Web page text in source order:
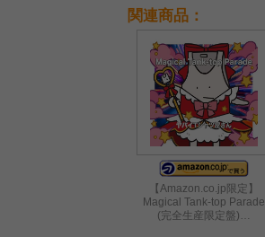
関連商品：
【Amazon.co.jp限定】
Magical Tank-top Parade
(完全生産限定盤)…